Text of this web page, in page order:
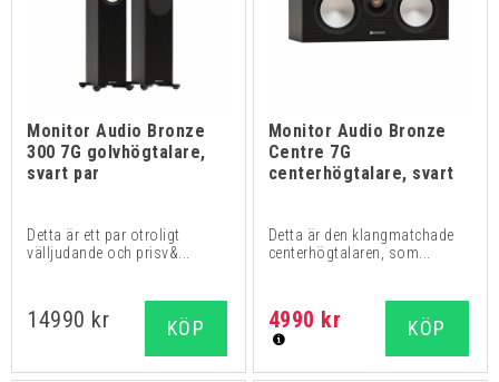
Monitor Audio Bronze
300 7G golvhögtalare,
svart par
Detta är ett par otroligt
välljudande och prisv&...
14990 kr KÖP
Monitor Audio Bronze
Centre 7G
centerhögtalare, svart
Detta är den klangmatchade
centerhögtalaren, som...
4990 kr KÖP